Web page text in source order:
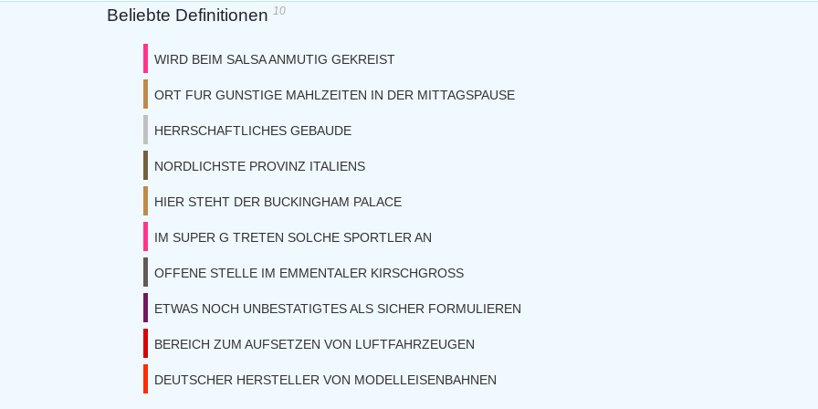
Beliebte Definitionen 10
WIRD BEIM SALSA ANMUTIG GEKREIST
ORT FUR GUNSTIGE MAHLZEITEN IN DER MITTAGSPAUSE
HERRSCHAFTLICHES GEBAUDE
NORDLICHSTE PROVINZ ITALIENS
HIER STEHT DER BUCKINGHAM PALACE
IM SUPER G TRETEN SOLCHE SPORTLER AN
OFFENE STELLE IM EMMENTALER KIRSCHGROSS
ETWAS NOCH UNBESTATIGTES ALS SICHER FORMULIEREN
BEREICH ZUM AUFSETZEN VON LUFTFAHRZEUGEN
DEUTSCHER HERSTELLER VON MODELLEISENBAHNEN